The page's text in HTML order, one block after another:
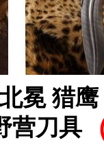
冕 猎
营刀具